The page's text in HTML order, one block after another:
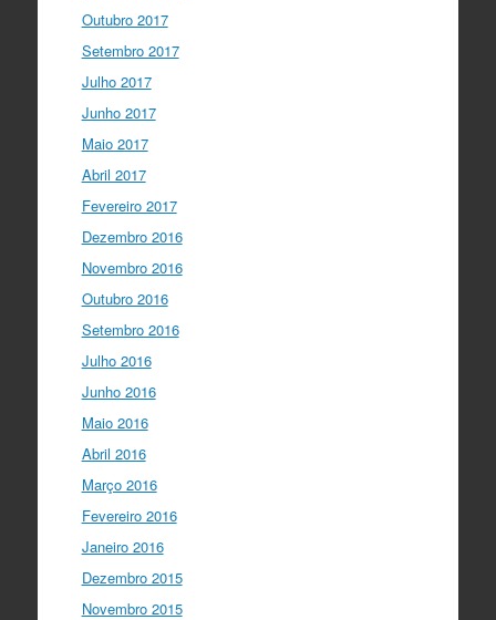
Outubro 2017
Setembro 2017
Julho 2017
Junho 2017
Maio 2017
Abril 2017
Fevereiro 2017
Dezembro 2016
Novembro 2016
Outubro 2016
Setembro 2016
Julho 2016
Junho 2016
Maio 2016
Abril 2016
Março 2016
Fevereiro 2016
Janeiro 2016
Dezembro 2015
Novembro 2015